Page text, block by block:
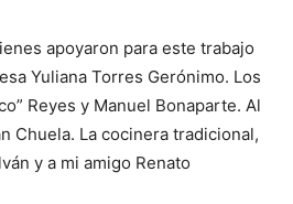
apoyaron para este trabajo
Yuliana Torres Gerónimo. Los
Reyes y Manuel Bonaparte. Al
Chuela. La cocinera tradicional,
y a mi amigo Renato